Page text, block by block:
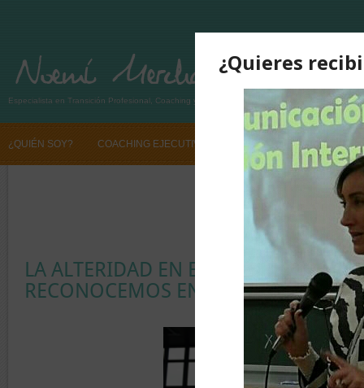
Especialista en Transición Profesional, Coaching y Desarrollo de Talento
¿QUIÉN SOY? COACHING EJECUTIVO TRANSICIÓN PROFESIONAL
SI QUIERES CAMBIAR TU VIDA PROFESIONAL CONTÁCTANOS SI
LA ALTERIDAD EN EL CONTACTO.
RECONOCEMOS EN EL OTRO